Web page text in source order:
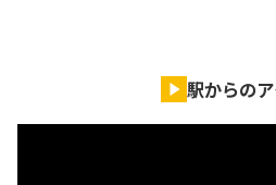
駅からの